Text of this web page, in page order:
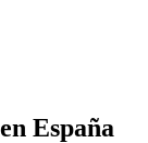
España